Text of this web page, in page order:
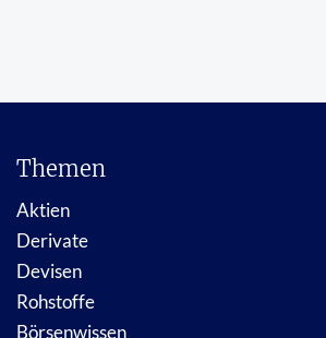
Themen
Aktien
Derivate
Devisen
Rohstoffe
Börsenwissen